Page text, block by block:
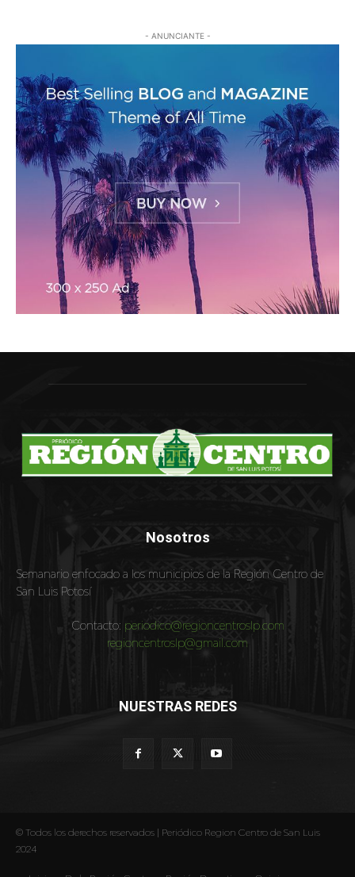
- ANUNCIANTE -
Nosotros
Semanario enfocado a los municipios de la Región Centro de
San Luis Potosí
Contacto: periodico@regioncentroslp.com
regioncentroslp@gmail.com
NUESTRAS REDES
© Todos los derechos reservados | Periódico Region Centro de San Luis
2024